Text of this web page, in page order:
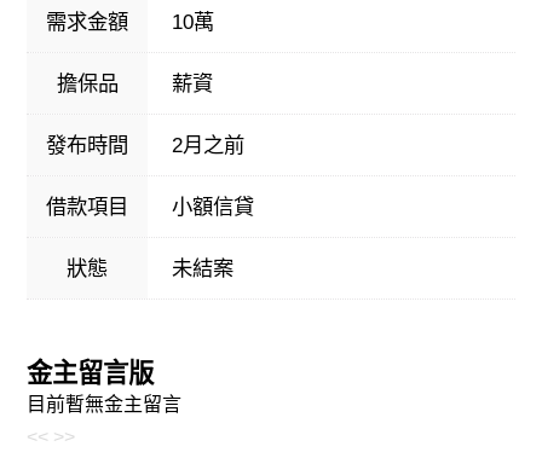
需求金額 10萬
擔保品 薪資
發布時間 2月之前
借款項目 小額信貸
狀態 未結案
金主留言版
目前暫無金主留言
<< >>